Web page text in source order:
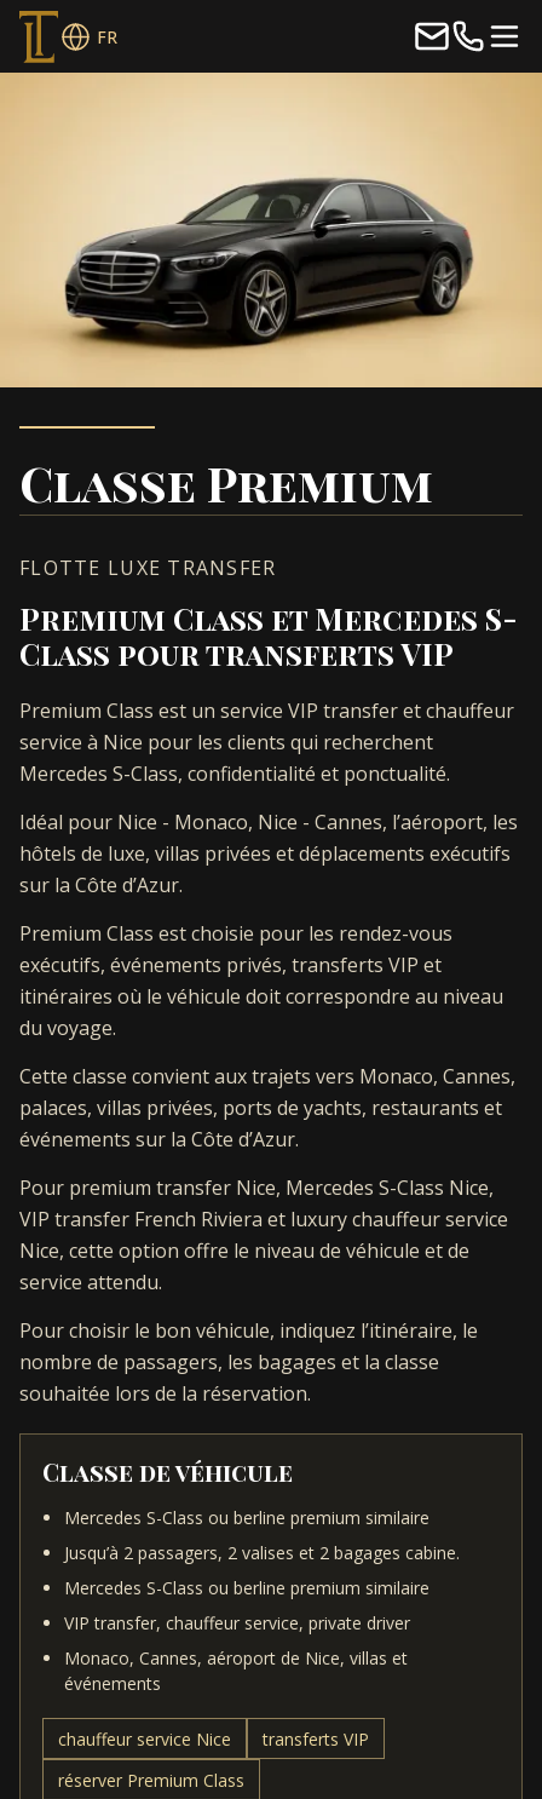
FR
Classe Premium
FLOTTE LUXE TRANSFER
Premium Class et Mercedes S-
Class pour transferts VIP
Premium Class est un service VIP transfer et chauffeur
service à Nice pour les clients qui recherchent
Mercedes S-Class, confidentialité et ponctualité.
Idéal pour Nice - Monaco, Nice - Cannes, l’aéroport, les
hôtels de luxe, villas privées et déplacements exécutifs
sur la Côte d’Azur.
Premium Class est choisie pour les rendez-vous
exécutifs, événements privés, transferts VIP et
itinéraires où le véhicule doit correspondre au niveau
du voyage.
Cette classe convient aux trajets vers Monaco, Cannes,
palaces, villas privées, ports de yachts, restaurants et
événements sur la Côte d’Azur.
Pour premium transfer Nice, Mercedes S-Class Nice,
VIP transfer French Riviera et luxury chauffeur service
Nice, cette option offre le niveau de véhicule et de
service attendu.
Pour choisir le bon véhicule, indiquez l’itinéraire, le
nombre de passagers, les bagages et la classe
souhaitée lors de la réservation.
Classe de véhicule
Mercedes S-Class ou berline premium similaire
Jusqu’à 2 passagers, 2 valises et 2 bagages cabine.
Mercedes S-Class ou berline premium similaire
VIP transfer, chauffeur service, private driver
Monaco, Cannes, aéroport de Nice, villas et
événements
chauffeur service Nice
transferts VIP
réserver Premium Class